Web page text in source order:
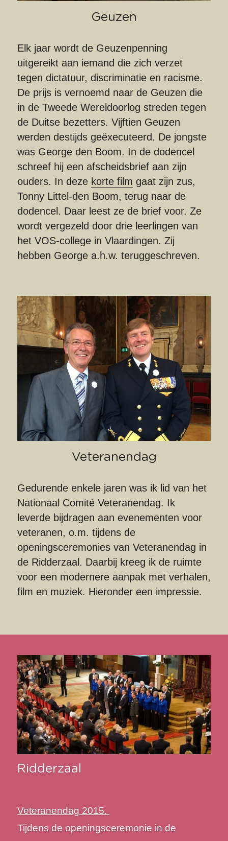
Geuzen
Elk jaar wordt de Geuzenpenning
uitgereikt aan iemand die zich verzet
tegen dictatuur, discriminatie en racisme.
De prijs is vernoemd naar de Geuzen die
in de Tweede Wereldoorlog streden tegen
de Duitse bezetters. Vijftien Geuzen
werden destijds geëxecuteerd. De jongste
was George den Boom. In de dodencel
schreef hij een afscheidsbrief aan zijn
ouders. In deze korte film gaat zijn zus,
Tonny Littel-den Boom, terug naar de
dodencel. Daar leest ze de brief voor. Ze
wordt vergezeld door drie leerlingen van
het VOS-college in Vlaardingen. Zij
hebben George a.h.w. teruggeschreven.
Veteranendag
Gedurende enkele jaren was ik lid van het
Nationaal Comité Veteranendag. Ik
leverde bijdragen aan evenementen voor
veteranen, o.m. tijdens de
openingsceremonies van Veteranendag in
de Ridderzaal. Daarbij kreeg ik de ruimte
voor een modernere aanpak met verhalen,
film en muziek. Hieronder een impressie.
Ridderzaal
Veteranendag 2015.
Tijdens de openingsceremonie in de